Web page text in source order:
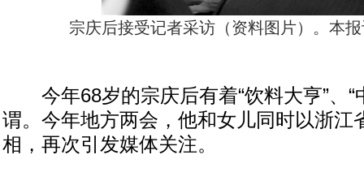
宗庆后接受记者采访（资料图片）。本
今年68岁的宗庆后有着“饮料大亨”、“
谓。今年地方两会，他和女儿同时以浙江
相，再次引发媒体关注。